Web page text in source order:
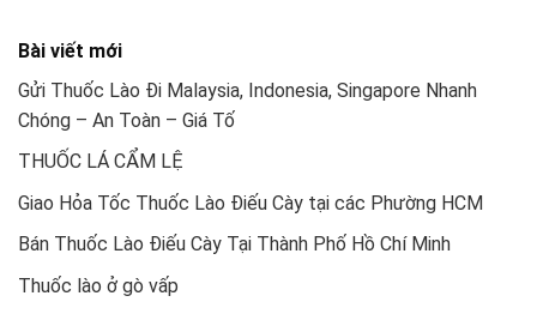
Bài viết mới
Gửi Thuốc Lào Đi Malaysia, Indonesia, Singapore Nhanh
Chóng – An Toàn – Giá Tố
THUỐC LÁ CẨM LỆ
Giao Hỏa Tốc Thuốc Lào Điếu Cày tại các Phường HCM
Bán Thuốc Lào Điếu Cày Tại Thành Phố Hồ Chí Minh
Thuốc lào ở gò vấp